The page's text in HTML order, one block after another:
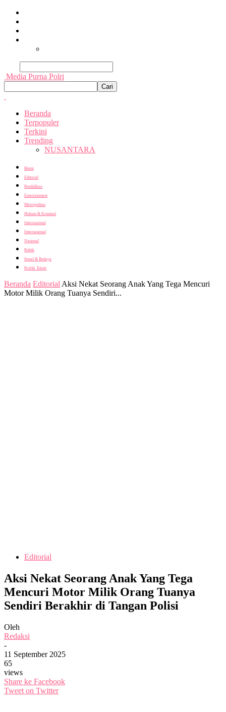
Media Purna Polri
Beranda
Terpopuler
Terkini
Trending
NUSANTARA
Bisnis
Editorial
Pendidikan
Entertainment
Metropolitan
Hukum & Kriminal
Internasional
Internasional
Nasional
Politik
Sosial & Budaya
Profile Tokoh
Beranda Editorial Aksi Nekat Seorang Anak Yang Tega Mencuri
Motor Milik Orang Tuanya Sendiri...
Editorial
Aksi Nekat Seorang Anak Yang Tega
Mencuri Motor Milik Orang Tuanya
Sendiri Berakhir di Tangan Polisi
Oleh
Redaksi
-
11 September 2025
65
views
Share ke Facebook
Tweet on Twitter